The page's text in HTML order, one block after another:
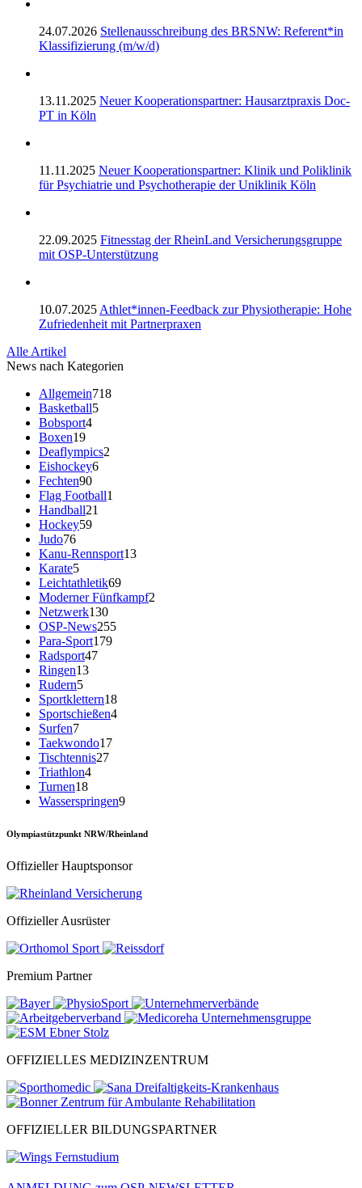
24.07.2026 Stellenausschreibung des BRSNW: Referent*in
Klassifizierung (m/w/d)
13.11.2025 Neuer Kooperationspartner: Hausarztpraxis Doc-
PT in Köln
11.11.2025 Neuer Kooperationspartner: Klinik und Poliklinik
für Psychiatrie und Psychotherapie der Uniklinik Köln
22.09.2025 Fitnesstag der RheinLand Versicherungsgruppe
mit OSP-Unterstützung
10.07.2025 Athlet*innen-Feedback zur Physiotherapie: Hohe
Zufriedenheit mit Partnerpraxen
Alle Artikel
News nach Kategorien
Allgemein718
Basketball5
Bobsport4
Boxen19
Deaflympics2
Eishockey6
Fechten90
Flag Football1
Handball21
Hockey59
Judo76
Kanu-Rennsport13
Karate5
Leichtathletik69
Moderner Fünfkampf2
Netzwerk130
OSP-News255
Para-Sport179
Radsport47
Ringen13
Rudern5
Sportklettern18
Sportschießen4
Surfen7
Taekwondo17
Tischtennis27
Triathlon4
Turnen18
Wasserspringen9
Olympiastützpunkt NRW/Rheinland
Offizieller Hauptsponsor
Offizieller Ausrüster
Premium Partner
OFFIZIELLES MEDIZINZENTRUM
OFFIZIELLER BILDUNGSPARTNER